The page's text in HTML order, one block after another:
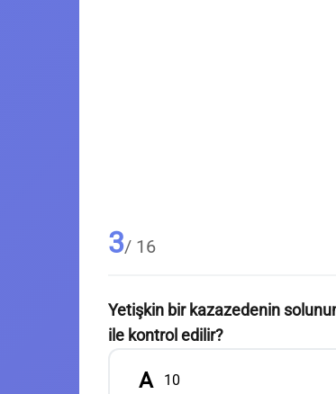
3/ 16
Yetişkin bir kazazedenin
ile kontrol edilir?
A 10